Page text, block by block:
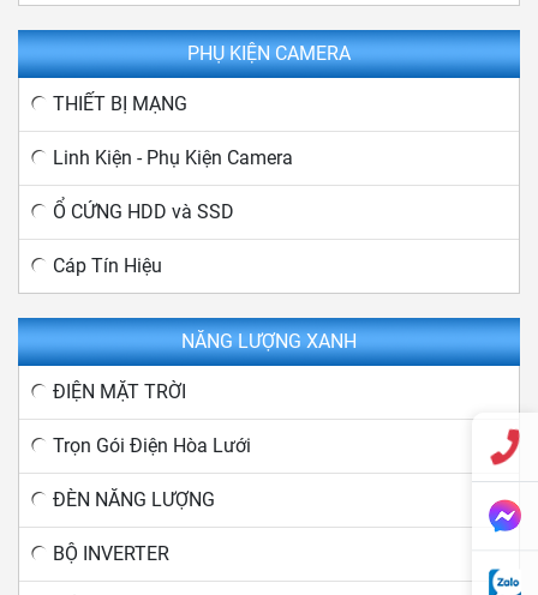
PHỤ KIỆN CAMERA
THIẾT BỊ MẠNG
Linh Kiện - Phụ Kiện Camera
Ổ CỨNG HDD và SSD
Cáp Tín Hiệu
NĂNG LƯỢNG XANH
ĐIỆN MẶT TRỜI
Trọn Gói Điện Hòa Lưới
ĐÈN NĂNG LƯỢNG
BỘ INVERTER